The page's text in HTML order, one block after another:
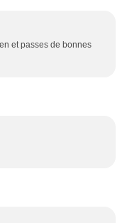
et passes de bonnes